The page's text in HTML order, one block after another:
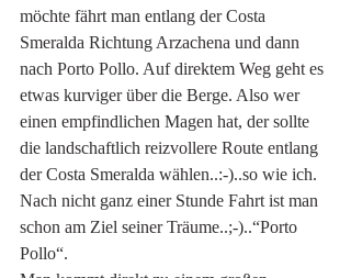
möchte fährt man entlang der Costa
Smeralda Richtung Arzachena und dann
nach Porto Pollo. Auf direktem Weg geht es
etwas kurviger über die Berge. Also wer
einen empfindlichen Magen hat, der sollte
die landschaftlich reizvollere Route entlang
der Costa Smeralda wählen..:-)..so wie ich.
Nach nicht ganz einer Stunde Fahrt ist man
schon am Ziel seiner Träume..;-)..“Porto
Pollo“.